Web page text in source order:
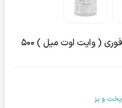
جو دوسر پرک سفید فوری ( وایت اوت میل ) ۵۰۰
پخت و پز